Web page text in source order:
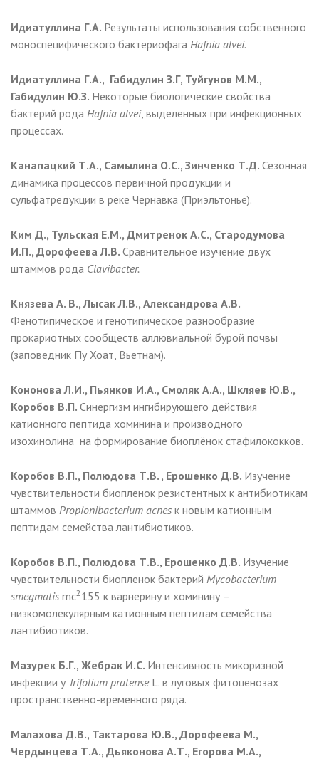
Идиатуллина Г.А. Результаты использования собственного
моноспецифического бактериофага Hafnia alvei.
Идиатуллина Г.А., Габидулин З.Г, Туйгунов М.М.,
Габидулин Ю.З. Некоторые биологические свойства
бактерий рода Hafnia alvei, выделенных при инфекционных
процессах.
Канапацкий Т.А., Самылина О.С., Зинченко Т.Д. Сезонная
динамика процессов первичной продукции и
сульфатредукции в реке Чернавка (Приэльтонье).
Ким Д., Тульская Е.М., Дмитренок А.С., Стародумова
И.П., Дорофеева Л.В. Сравнительное изучение двух
штаммов рода Clavibacter.
Князева А. В., Лысак Л.В., Александрова А.В.
Фенотипическое и генотипическое разнообразие
прокариотных сообществ аллювиальной бурой почвы
(заповедник Пу Хоат, Вьетнам).
Кононова Л.И., Пьянков И.А., Смоляк А.А., Шкляев Ю.В.,
Коробов В.П. Синергизм ингибирующего действия
катионного пептида хоминина и производного
изохинолина на формирование биоплёнок стафилококков.
Коробов В.П., Полюдова Т.В. , Ерошенко Д.В. Изучение
чувствительности биопленок резистентных к антибиотикам
штаммов Propionibacterium acnes к новым катионным
пептидам семейства лантибиотиков.
Коробов В.П., Полюдова Т.В., Ерошенко Д.В. Изучение
чувствительности биопленок бактерий Mycobacterium
smegmatis mc2 155 к варнерину и хоминину –
низкомолекулярным катионным пептидам семейства
лантибиотиков.
Мазурек Б.Г., Жебрак И.С. Интенсивность микоризной
инфекции у Trifolium pratenseL. в луговых фитоценозах
пространственно-временного ряда.
Малахова Д.В., Тактарова Ю.В., Дорофеева М.,
Чердынцева Т.А., Дьяконова А.Т., Егорова М.А.,